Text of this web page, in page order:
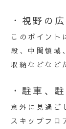
・視野の
このポイント
段、中間領域
収納などなど
・駐車、
意外に見過ご
スキップフロ